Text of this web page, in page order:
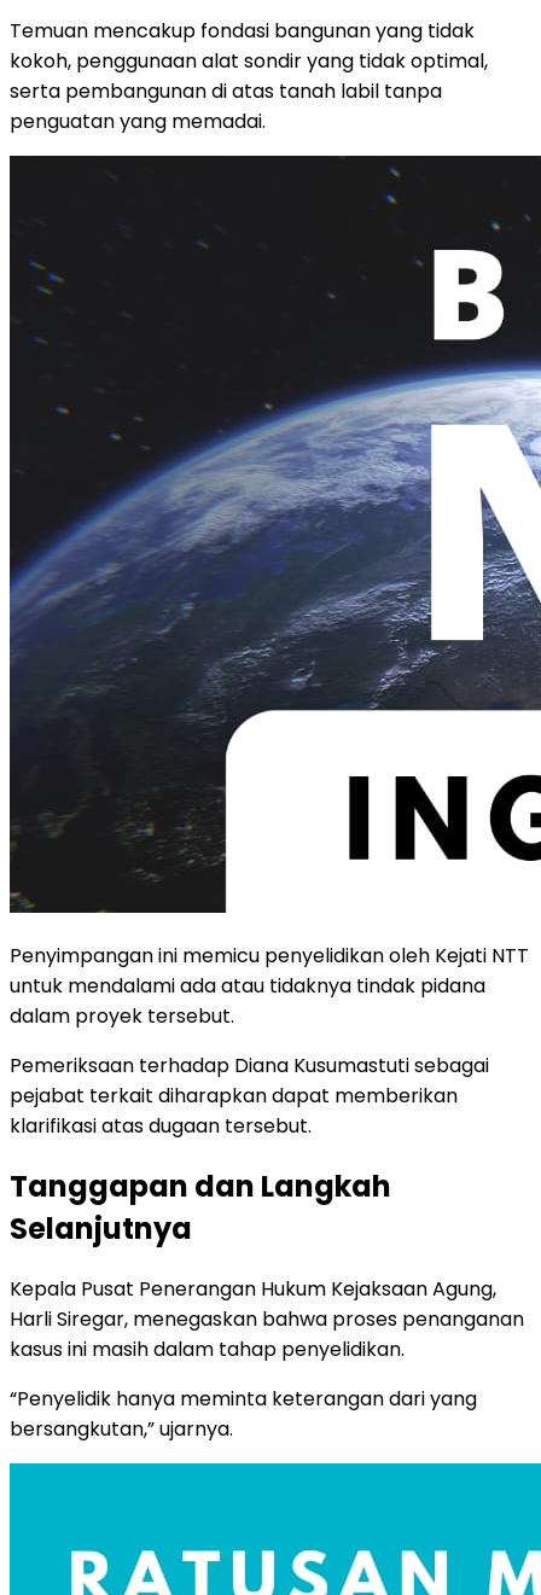
Temuan mencakup fondasi bangunan yang tidak
kokoh, penggunaan alat sondir yang tidak optimal,
serta pembangunan di atas tanah labil tanpa
penguatan yang memadai.
Penyimpangan ini memicu penyelidikan oleh Kejati NTT
untuk mendalami ada atau tidaknya tindak pidana
dalam proyek tersebut.
Pemeriksaan terhadap Diana Kusumastuti sebagai
pejabat terkait diharapkan dapat memberikan
klarifikasi atas dugaan tersebut.
Tanggapan dan Langkah
Selanjutnya
Kepala Pusat Penerangan Hukum Kejaksaan Agung,
Harli Siregar, menegaskan bahwa proses penanganan
kasus ini masih dalam tahap penyelidikan.
“Penyelidik hanya meminta keterangan dari yang
bersangkutan,” ujarnya.